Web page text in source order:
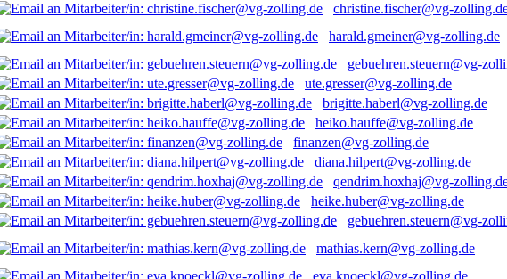
christine.fischer@vg-
harald.gmeiner@vg-zolling.de
gebuehren.steuern@vg-
ute.gresser@vg-zolling.de
brigitte.haberl@vg-zolling.de
heiko.hauffe@vg-zolling.de
finanzen@vg-zolling.de
diana.hilpert@vg-zolling.de
qendrim.hoxhaj@vg-
heike.huber@vg-zolling.de
gebuehren.steuern@vg-
mathias.kern@vg-zolling.de